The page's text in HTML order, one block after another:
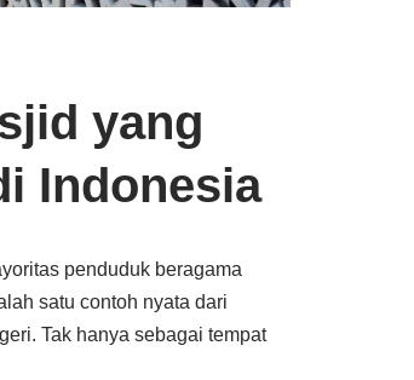
yang
Indonesia
penduduk beragama
satu contoh nyata dari
Tak hanya sebagai tempat